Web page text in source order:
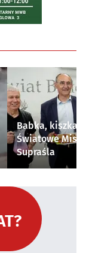
Babka, kiszka i
Światowe
Supraśla